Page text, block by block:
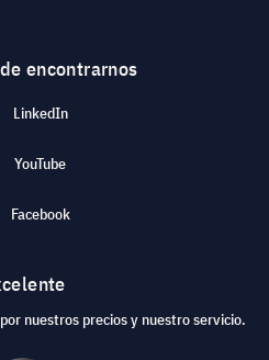
encontrarnos
LinkedIn
YouTube
Facebook
nuestros precios y nuestro servicio.